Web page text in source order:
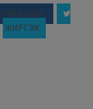
ЖИРГЭХ